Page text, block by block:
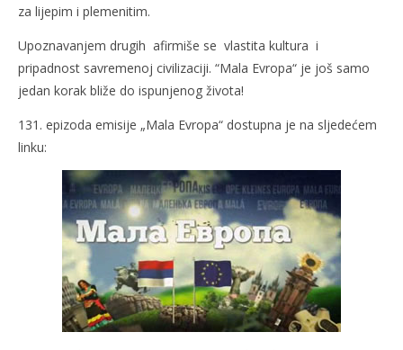
za lijepim i plemenitim.
Upoznavanjem drugih afirmiše se vlastita kultura i
pripadnost savremenoj civilizaciji. “Mala Evropa“ je još samo
jedan korak bliže do ispunjenog života!
131. epizoda emisije „Mala Evropa“ dostupna je na sljedećem
linku: